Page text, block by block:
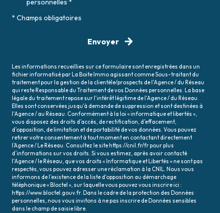
personnelles *
* Champs obligatoires
Envoyer
Les informations recueillies sur ce formulaire sont enregistrées dans un
fichier informatisé par La Boite Immo agissant comme Sous-traitant du
traitement pour la gestion de la clientèle/prospects de l'Agence / du Réseau
qui reste Responsable du Traitement de vos Données personnelles. La base
légale du traitement repose sur l'intérêt légitime de l'Agence / du Réseau.
Elles sont conservées jusqu'à demande de suppression et sont destinées à
l'Agence / au Réseau. Conformément à la loi « informatique et libertés »,
vous disposez des droits d’accès, de rectification, d’effacement,
d’opposition, de limitation et de portabilité de vos données. Vous pouvez
retirer votre consentement à tout moment en contactant directement
l’Agence / Le Réseau. Consultez le site https://cnil.fr/frpour plus
d’informations sur vos droits. Si vous estimez, après avoir contacté
l'Agence / le Réseau, que vos droits « Informatique et Libertés » ne sont pas
respectés, vous pouvez adresser une réclamation à la CNIL. Nous vous
informons de l’existence de la liste d'opposition au démarchage
téléphonique « Bloctel », sur laquelle vous pouvez vous inscrire ici :
https://www.bloctel.gouv.fr. Dans le cadre de la protection des Données
personnelles, nous vous invitons à ne pas inscrire de Données sensibles
dans le champ de saisie libre.